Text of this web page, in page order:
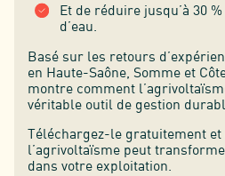
Et de réduire jusqu’à 30
d’eau.
Basé sur les retours
en Haute-Saône, Somme et
montre comment
véritable outil de gestion
Téléchargez-le gratuitement
l’agrivoltaïsme peut
dans votre exploitation.